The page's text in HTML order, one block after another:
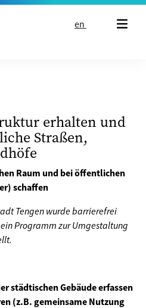
en
erhalten und
Straßen,
Raum und bei öffentlichen
schaffen
Tengen wurde barrierefrei
Programm zur Umgestaltung
städtischen Gebäude erfassen
(z.B. gemeinsame Nutzung